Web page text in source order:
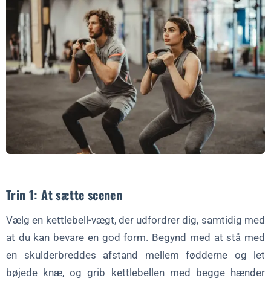
Trin 1: At sætte scenen
Vælg en kettlebell-vægt, der udfordrer dig, samtidig med
at du kan bevare en god form. Begynd med at stå med
en skulderbreddes afstand mellem fødderne og let
bøjede knæ, og grib kettlebellen med begge hænder